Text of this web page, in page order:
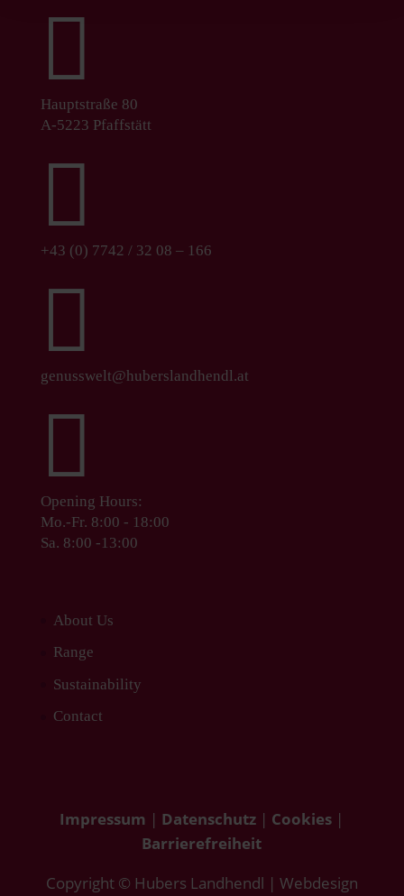

Hauptstraße 80
A-5223 Pfaffstätt

+43 (0) 7742 / 32 08 – 166

genusswelt@huberslandhendl.at

Opening Hours:
Mo.-Fr. 8:00 - 18:00
Sa. 8:00 -13:00
About Us
Range
Sustainability
Contact
Impressum | Datenschutz | Cookies |
Barrierefreiheit
Copyright © Hubers Landhendl | Webdesign